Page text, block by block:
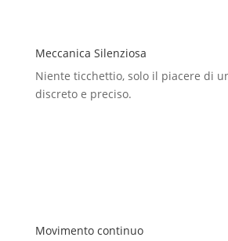
Meccanica Silenziosa
Niente ticchettio, solo il piacere di
discreto e preciso.
Movimento continuo